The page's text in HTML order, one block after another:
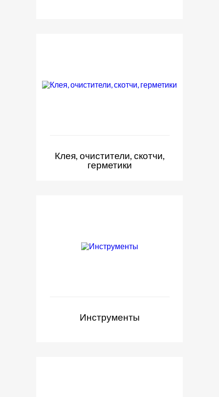
Клея, очистители, скотчи,
герметики
Инструменты